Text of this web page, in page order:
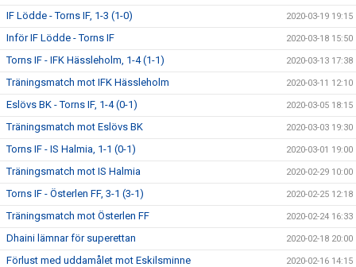
IF Lödde - Torns IF, 1-3 (1-0) 2020-03-19 19:15
Inför IF Lödde - Torns IF 2020-03-18 15:50
Torns IF - IFK Hässleholm, 1-4 (1-1) 2020-03-13 17:38
Träningsmatch mot IFK Hässleholm 2020-03-11 12:10
Eslövs BK - Torns IF, 1-4 (0-1) 2020-03-05 18:15
Träningsmatch mot Eslövs BK 2020-03-03 19:30
Torns IF - IS Halmia, 1-1 (0-1) 2020-03-01 19:00
Träningsmatch mot IS Halmia 2020-02-29 10:00
Torns IF - Österlen FF, 3-1 (3-1) 2020-02-25 12:18
Träningsmatch mot Österlen FF 2020-02-24 16:33
Dhaini lämnar för superettan 2020-02-18 20:00
Förlust med uddamålet mot Eskilsminne 2020-02-16 14:15